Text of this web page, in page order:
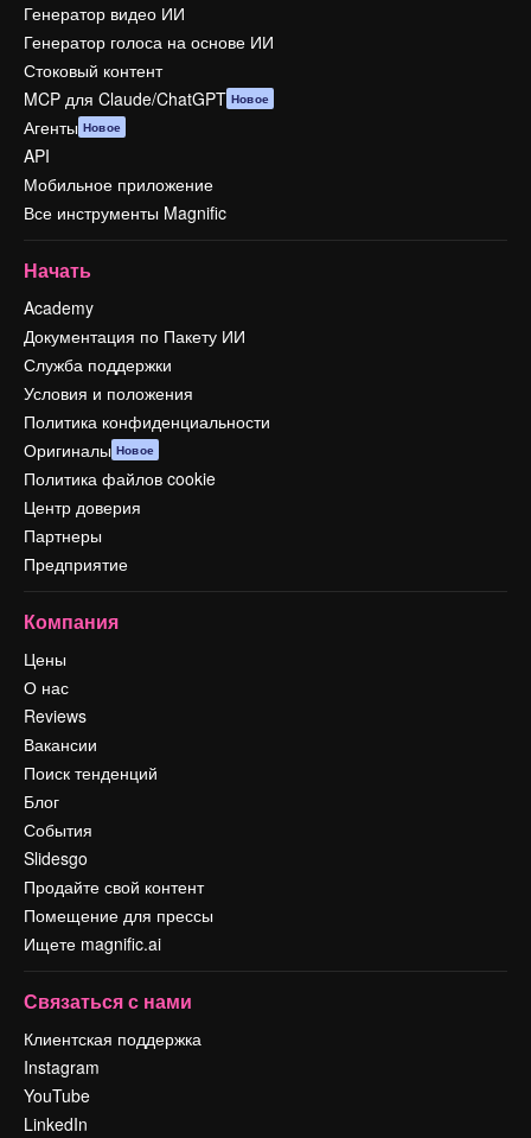
Генератор видео ИИ
Генератор голоса на основе ИИ
Стоковый контент
MCP для Claude/ChatGPT Новое
Агенты Новое
API
Мобильное приложение
Все инструменты Magnific
Начать
Academy
Документация по Пакету ИИ
Служба поддержки
Условия и положения
Политика конфиденциальности
Оригиналы Новое
Политика файлов cookie
Центр доверия
Партнеры
Предприятие
Компания
Цены
О нас
Reviews
Вакансии
Поиск тенденций
Блог
События
Slidesgo
Продайте свой контент
Помещение для прессы
Ищете magnific.ai
Связаться с нами
Клиентская поддержка
Instagram
YouTube
LinkedIn